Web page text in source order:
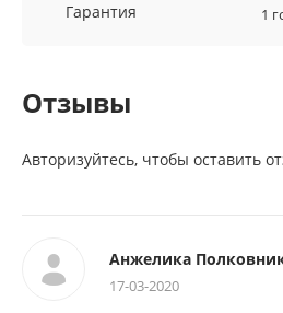
Гарантия 1
Отзывы
Авторизуйтесь, чтобы оставить
Анжелика
17-03-2020